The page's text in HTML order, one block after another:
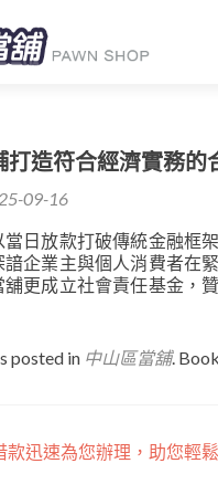
打造符合經濟實務的
09-16
當日放款打破傳統金融框
企業主與個人消費者在
更成立社會責任基金，
posted in 中山區當舖.
款迅速為您辦理，助您輕